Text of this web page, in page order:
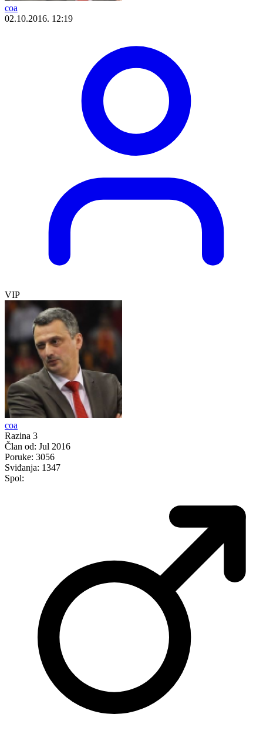
coa
02.10.2016. 12:19
VIP
coa
Razina 3
Član od: Jul 2016
Poruke: 3056
Sviđanja: 1347
Spol: